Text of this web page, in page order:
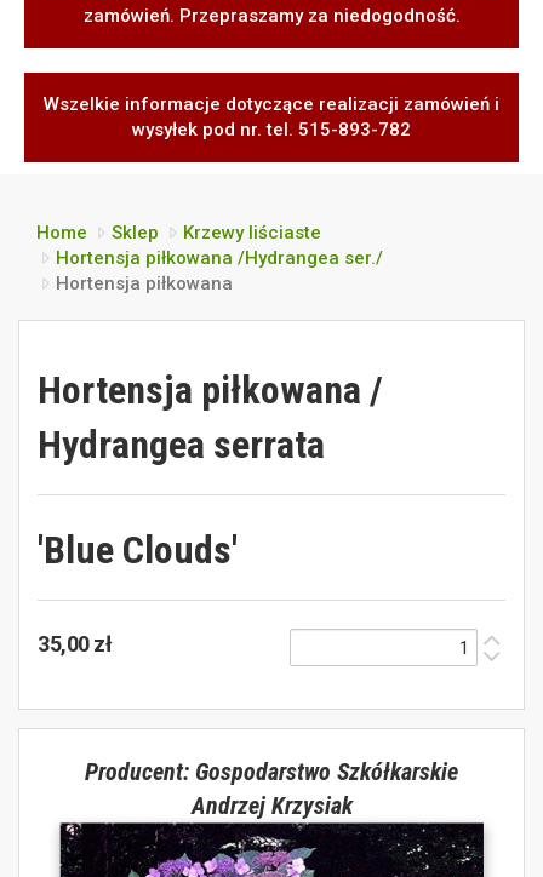
zamówień. Przepraszamy za niedogodność.
Wszelkie informacje dotyczące realizacji zamówień i
wysyłek pod nr. tel. 515-893-782
Home Sklep
Krzewy liściaste
Hortensja piłkowana /Hydrangea ser./
Hortensja piłkowana
Hortensja piłkowana /
Hydrangea serrata
'Blue Clouds'
35,00 zł
Producent: Gospodarstwo Szkółkarskie
Andrzej Krzysiak